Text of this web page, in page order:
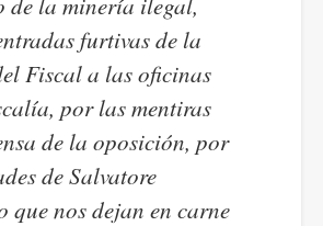
furtivas de la
Fiscal a las oficinas
por las mentiras
de la oposición, por
de Salvatore
que nos dejan en carne